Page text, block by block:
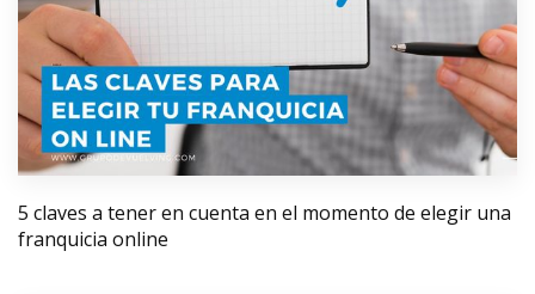
5 claves a tener en cuenta en el momento de elegir una
franquicia online